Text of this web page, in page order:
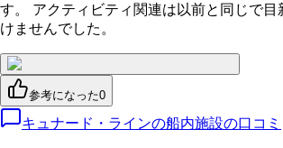
す。 アクティビティ関連は以前と同じで目
けませんでした。
参考になった0
キュナード・ラインの船内施設の口コミ